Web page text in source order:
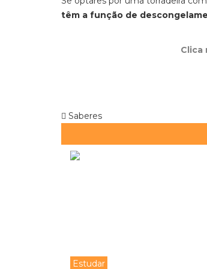
têm a função de
Clica
Saberes
Estudar